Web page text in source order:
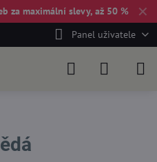
✕
za maximální slevy, až 50 %
Panel uživatele